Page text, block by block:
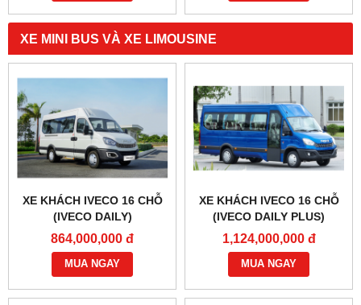
XE MINI BUS VÀ XE LIMOUSINE
XE KHÁCH IVECO 16 CHỖ
(IVECO DAILY)
864,000,000 đ
MUA NGAY
XE KHÁCH IVECO 16 CHỖ
(IVECO DAILY PLUS)
1,124,000,000 đ
MUA NGAY